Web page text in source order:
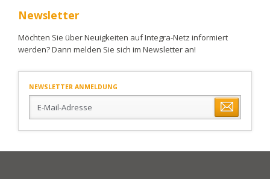
Newsletter
Möchten Sie über Neuigkeiten auf Integra-Netz informiert
werden? Dann melden Sie sich im Newsletter an!
NEWSLETTER ANMELDUNG
Mail-